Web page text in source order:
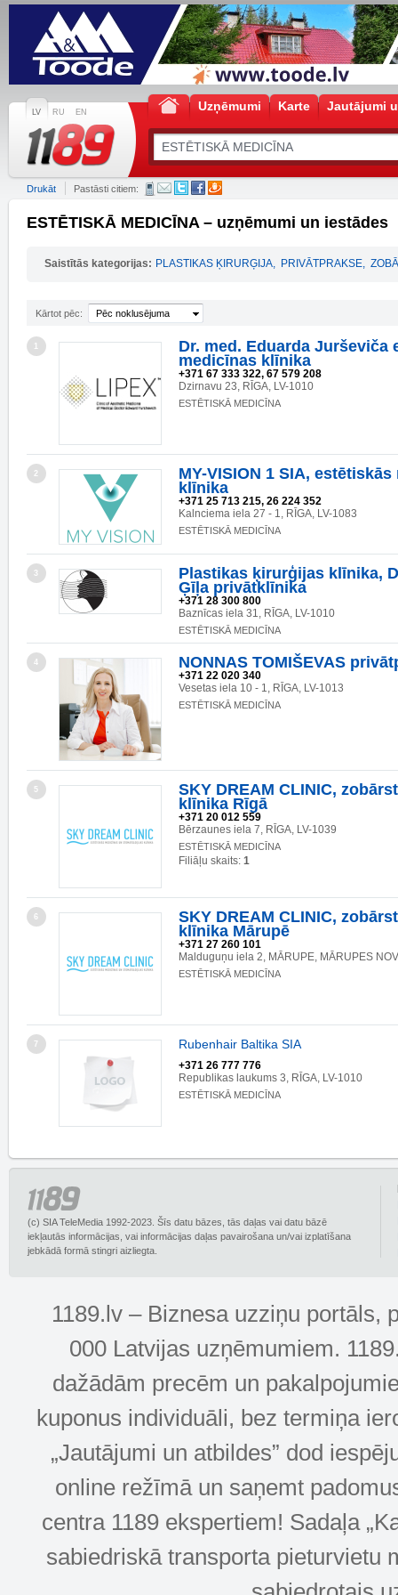
LV RU EN Uzņēmumi Karte Jautājumi
Drukāt Pastāsti citiem:
ESTĒTISKĀ MEDICĪNA – uzņēmumi un iestādes
Saistītās kategorijas: PLASTIKAS ĶIRURĢIJA, PRIVĀTPRAKSE,
Kārtot pēc: Pēc noklusējuma
1
Dr. med. Eduarda Jurševiča
medicīnas klīnika
+371 67 333 322, 67 579 208
Dzirnavu 23, RĪGA, LV-1010
ESTĒTISKĀ MEDICĪNA
2
MY-VISION 1 SIA,
klīnika
+371 25 713 215, 26 224 352
Kalnciema iela 27 - 1, RĪGA, LV-1083
ESTĒTISKĀ MEDICĪNA
3
Plastikas ķirurģijas klīnika,
Ģīļa privātklīnika
+371 28 300 800
Baznīcas iela 31, RĪGA, LV-1010
ESTĒTISKĀ MEDICĪNA
4 NONNAS TOMIŠEVAS
+371 22 020 340
Vesetas iela 10 - 1, RĪGA, LV-1013
ESTĒTISKĀ MEDICĪNA
5
SKY DREAM CLINIC,
klīnika Rīgā
+371 20 012 559
Bērzaunes iela 7, RĪGA, LV-1039
ESTĒTISKĀ MEDICĪNA
Filiāļu skaits: 1
6
SKY DREAM CLINIC,
klīnika Mārupē
+371 27 260 101
Malduguņu iela 2, MĀRUPE, MĀRUPES
ESTĒTISKĀ MEDICĪNA
7 Rubenhair Baltika SIA
+371 26 777 776
Republikas laukums 3, RĪGA, LV-1010
ESTĒTISKĀ MEDICĪNA
(c) SIA TeleMedia 1992-2023. Šīs datu bāzes, tās daļas vai datu bāzē
iekļautās informācijas, vai informācijas daļas pavairošana un/vai izplatīšana
jebkādā formā stingri aizliegta.
1189.lv – Biznesa uzziņu portāls,
000 Latvijas uzņēmumiem.
dažādām precēm un
kuponus individuāli, bez termiņa
„Jautājumi un atbildes” dod
online režīmā un saņemt
centra 1189 ekspertiem! Sadaļa
sabiedriskā transporta pieturvietu